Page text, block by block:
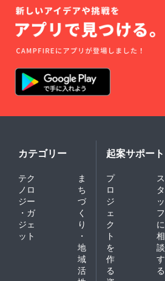
カテゴリー
テク
ノロ
ジー
・ガ
ジェ
ット
ま
ち
づ
く
り
・
地
域
活
起案サポート
プ
ロ
ジ
ェ
ク
ト
を
作
る
ス
タ
ッ
フ
に
相
談
す
る